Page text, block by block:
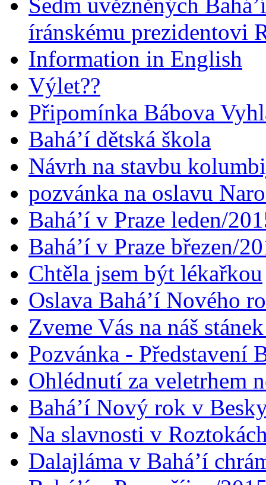
íránskému prezidentovi
Information in English
Výlet??
Připomínka Bábova
Bahá’í dětská škola
Návrh na stavbu
pozvánka na oslavu
Bahá’í v Praze leden/
Bahá’í v Praze březen/
Chtěla jsem být lékařkou
Oslava Bahá’í Nového
Zveme Vás na náš
Pozvánka - Představení
Ohlédnutí za veletrhem
Bahá’í Nový rok v
Na slavnosti v
Dalajláma v Bahá’í